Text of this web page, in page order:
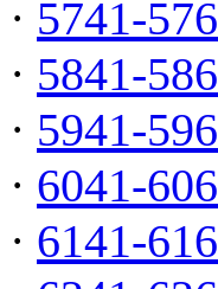
· 5741-
· 5841-
· 5941-
· 6041-
· 6141-